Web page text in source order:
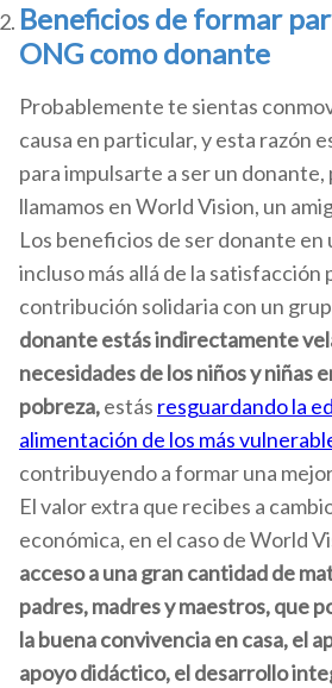
Beneficios de formar
ONG como donante
Probablemente te sientas
causa en particular, y esta razón
para impulsarte a ser un donante,
llamamos en World Vision, un
Los beneficios de ser donante en
incluso más allá de la satisfacción
contribución solidaria con un
donante estás indirectamente
necesidades de los niños y niñas
pobreza,estás resguardando la
alimentación de los más
contribuyendo a formar una
El valor extra que recibes a
económica, en el caso de World
acceso a una gran cantidad de
padres, madres y maestros, que
la buena convivencia en casa, el
apoyo didáctico, el desarrollo